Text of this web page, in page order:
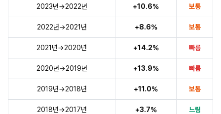
2023년→2022년 +10.6% 보통
2022년→2021년 +8.6% 보통
2021년→2020년 +14.2% 빠름
2020년→2019년 +13.9% 빠름
2019년→2018년 +11.0% 보통
2018년→2017년 +3.7% 느림